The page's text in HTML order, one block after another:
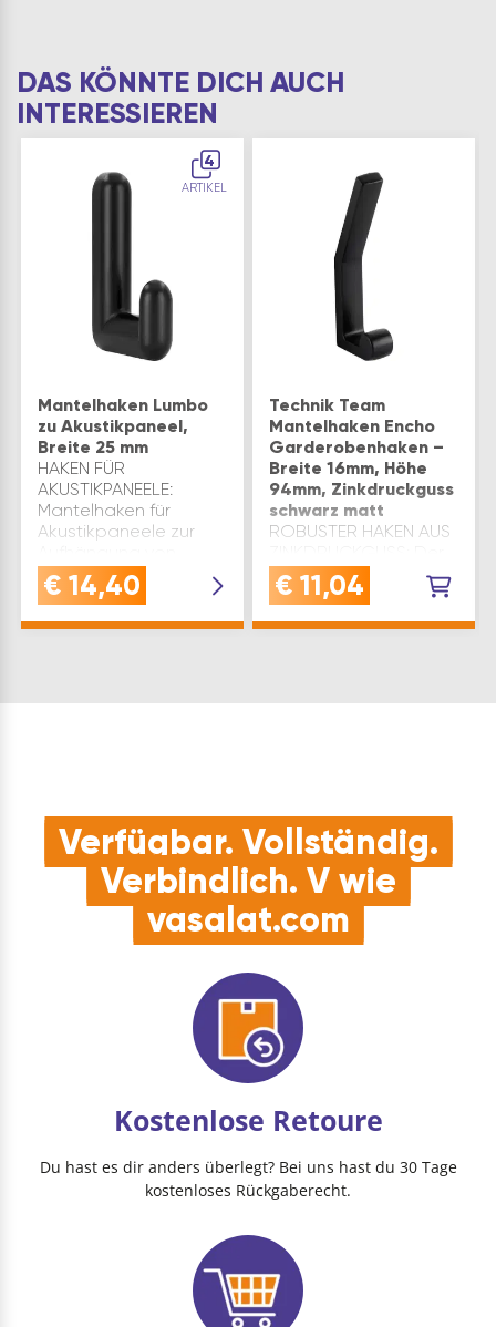
DAS KÖNNTE DICH AUCH
INTERESSIEREN
4
ARTIKEL
Mantelhaken Lumbo
zu Akustikpaneel,
Breite 25 mm
HAKEN FÜR
AKUSTIKPANEELE:
Mantelhaken für
Akustikpaneele zur
Mänteln und
JackenQUALITÄT:
€ 14,40
Technik Team
Mantelhaken Encho
Garderobenhaken –
Breite 16mm, Höhe
94mm, Zinkdruckguss
schwarz matt
ROBUSTER HAKEN AUS
Mantelhaken Encho
überzeugt mit
€ 11,04
Verfügbar. Vollständig.
Verbindlich. V wie
vasalat.com
Kostenlose Retoure
Du hast es dir anders überlegt? Bei uns hast du 30 Tage
kostenloses Rückgaberecht.